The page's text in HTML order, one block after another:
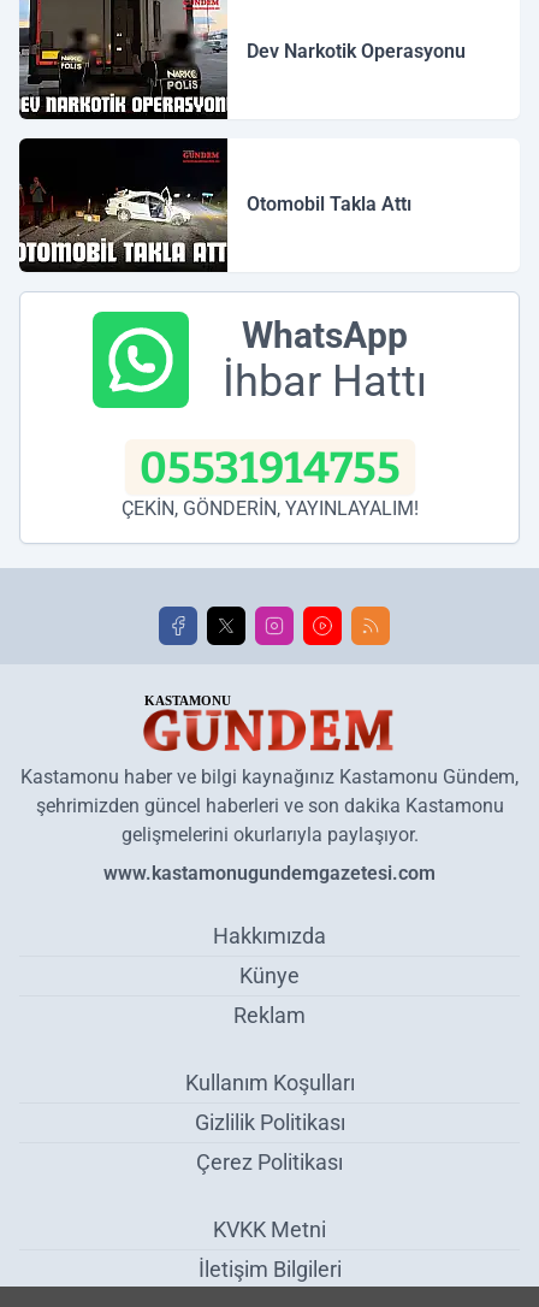
Dev Narkotik Operasyonu
Otomobil Takla Attı
WhatsApp
İhbar Hattı
05531914755
ÇEKİN, GÖNDERİN, YAYINLAYALIM!
Kastamonu haber ve bilgi kaynağınız Kastamonu Gündem,
şehrimizden güncel haberleri ve son dakika Kastamonu
gelişmelerini okurlarıyla paylaşıyor.
www.kastamonugundemgazetesi.com
Hakkımızda
Künye
Reklam
Kullanım Koşulları
Gizlilik Politikası
Çerez Politikası
KVKK Metni
İletişim Bilgileri